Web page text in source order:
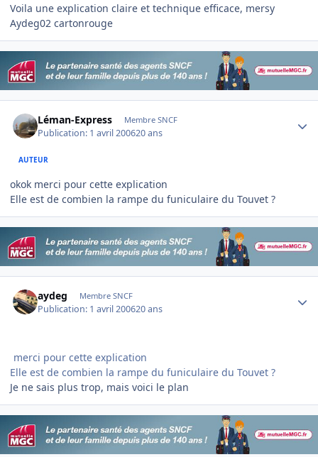
Voila une explication claire et technique efficace, mersy
Aydeg02 cartonrouge
Léman-Express Membre SNCF
Publication: 1 avril 200620 ans
AUTEUR
okok merci pour cette explication
Elle est de combien la rampe du funiculaire du Touvet ?
aydeg Membre SNCF
Publication: 1 avril 200620 ans
merci pour cette explication
Elle est de combien la rampe du funiculaire du Touvet ?
Je ne sais plus trop, mais voici le plan